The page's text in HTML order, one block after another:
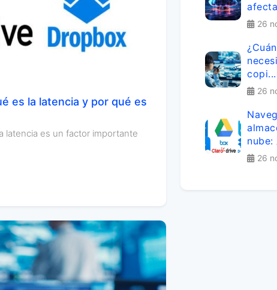
es la latencia y por qué es
latencia es un factor importante
26
copi...
26
nube:
26